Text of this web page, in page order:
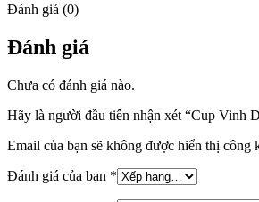
Đánh giá (0)
Đánh giá
Chưa có đánh giá nào.
Hãy là người đầu tiên nhận xét “Cup Vinh
Email của bạn sẽ không được hiển thị công
Đánh giá của bạn *